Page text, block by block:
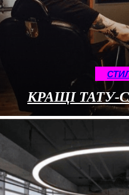
КРАЩІ ТАТУ-